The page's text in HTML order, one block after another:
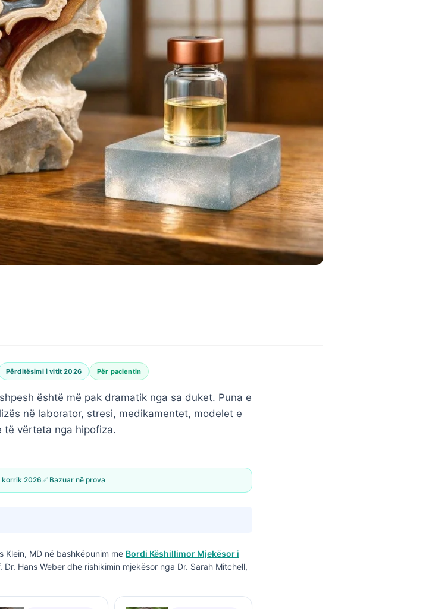
Përditësimi i vitit 2026 Për pacientin
është më pak dramatik nga sa duket. Puna e
në laborator, stresi, medikamentet, modelet e
të vërteta nga hipofiza.
korrik 2026✅ Bazuar në prova
Klein, MD në bashkëpunim me Bordi Këshillimor Mjekësor i
Hans Weber dhe rishikimin mjekësor nga Dr. Sarah Mitchell,